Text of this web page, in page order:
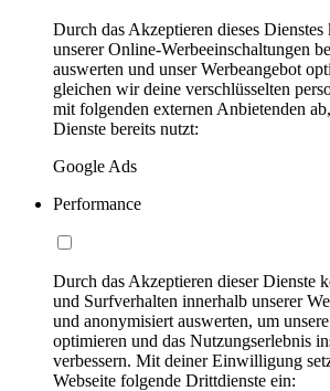
Durch das Akzeptieren dieses
unserer Online-Werbeeinschaltungen
auswerten und unser Werbeangebot
gleichen wir deine verschlüsselten
mit folgenden externen Anbietenden
Dienste bereits nutzt:
Google Ads
Performance
Durch das Akzeptieren dieser Dienste
und Surfverhalten innerhalb unserer
und anonymisiert auswerten, um
optimieren und das Nutzungserlebnis
verbessern. Mit deiner Einwilligung
Webseite folgende Drittdienste ein: